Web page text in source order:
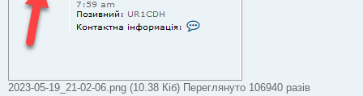
2023-05-19_21-02-06.png (10.38 Кіб) Переглянуто 106940 разів